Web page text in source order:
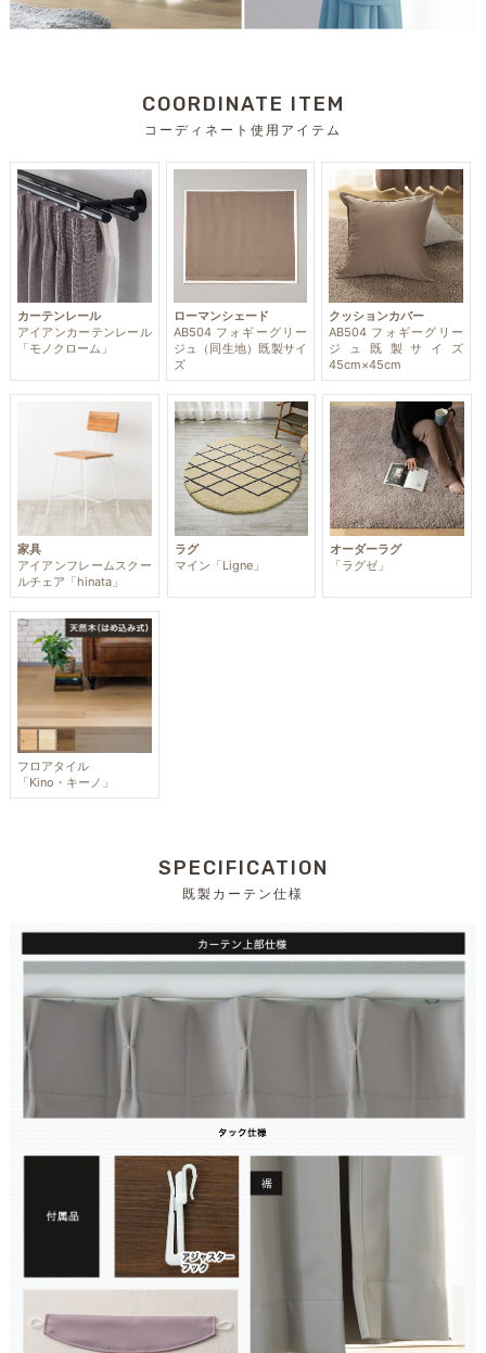
COORDINATE ITEM
コーディネート使用アイテム
カーテンレール
アイアンカーテンレール
「モノクローム」
ローマンシェード
AB504 フォギーグリー
ジュ（同生地）既製サイ
ズ
クッションカバー
AB504 フォギーグリー
ジュ既製サイズ
45cm×45cm
家具
アイアンフレームスクー
ルチェア「hinata」
ラグ
マイン「Ligne」
オーダーラグ
「ラグゼ」
フロアタイル
「Kino・キーノ」
SPECIFICATION
既製カーテン仕様